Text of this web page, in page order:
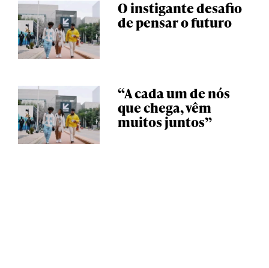
O instigante desafio
de pensar o futuro
“A cada um de nós
que chega, vêm
muitos juntos”